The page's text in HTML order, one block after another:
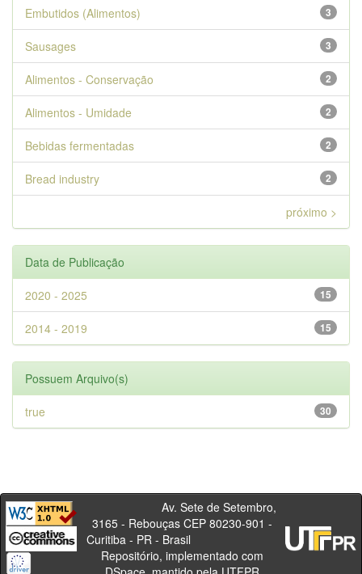
3
Embutidos (Alimentos)
3
Sausages
2
Alimentos - Conservação
2
Alimentos - Umidade
2
Bebidas fermentadas
2
Bread industry
próximo >
Data de Publicação
15
2020 - 2025
15
2014 - 2019
Possuem Arquivo(s)
30
true
Av. Sete de Setembro,
3165 - Rebouças CEP 80230-901 -
Curitiba - PR - Brasil
Repositório, implementado com